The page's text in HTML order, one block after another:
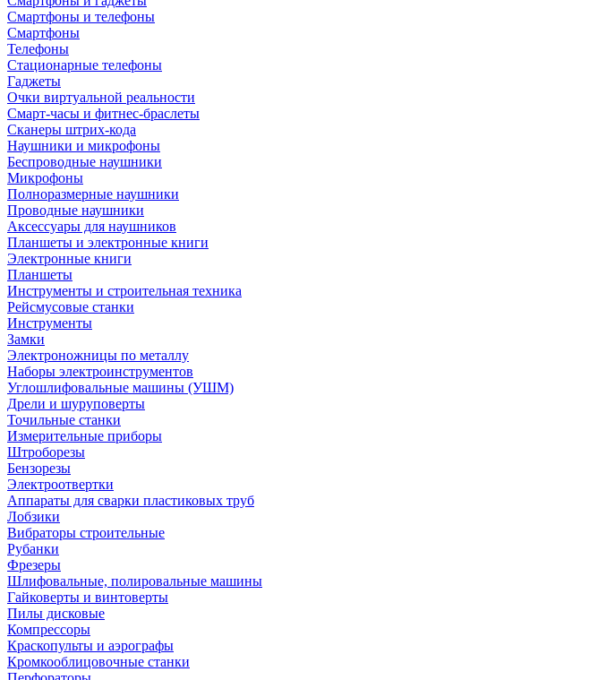
Смартфоны и телефоны
Смартфоны
Телефоны
Стационарные телефоны
Гаджеты
Очки виртуальной реальности
Смарт-часы и фитнес-браслеты
Сканеры штрих-кода
Наушники и микрофоны
Беспроводные наушники
Микрофоны
Полноразмерные наушники
Проводные наушники
Аксессуары для наушников
Планшеты и электронные книги
Электронные книги
Планшеты
Инструменты и строительная техника
Рейсмусовые станки
Инструменты
Замки
Электроножницы по металлу
Наборы электроинструментов
Углошлифовальные машины (УШМ)
Дрели и шуруповерты
Точильные станки
Измерительные приборы
Штроборезы
Бензорезы
Электроотвертки
Аппараты для сварки пластиковых труб
Лобзики
Вибраторы строительные
Рубанки
Фрезеры
Шлифовальные, полировальные машины
Гайковерты и винтоверты
Пилы дисковые
Компрессоры
Краскопульты и аэрографы
Кромкооблицовочные станки